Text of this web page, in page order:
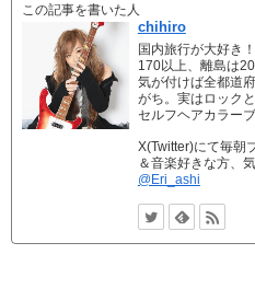
この記事を書いた人
chihiro
国内旅行が大好き
170以上、離島は
気が付けば全都道
がち。実はロック
セルフヘアカラー
X(Twitter)にて毎朝
＆音楽好きな方、
@Eri_ashi